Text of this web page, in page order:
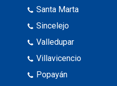
Santa Marta
Sincelejo
Valledupar
Villavicencio
Popayán